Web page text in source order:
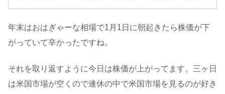
年末はおはぎゃーな相場で1月1日に朝起きたら株価が下
がっていて辛かったですね。
それを取り返すように今日は株価が上がってます。三ヶ日
は米国市場が空くので連休の中で米国市場を見るのが好き